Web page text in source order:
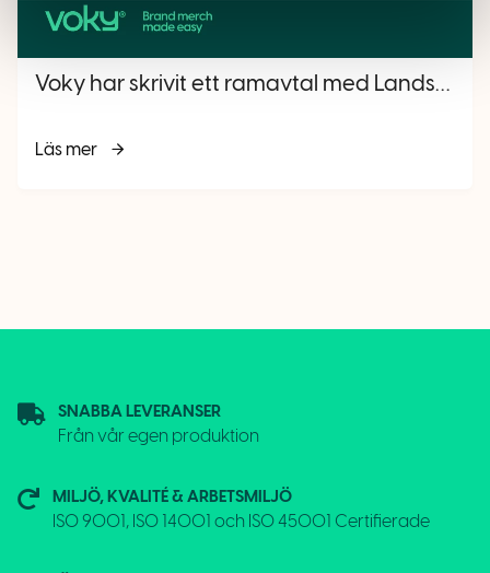
Voky har skrivit ett ramavtal med Landskrona stad
Läs mer
SNABBA LEVERANSER
Från vår egen produktion
MILJÖ, KVALITÉ & ARBETSMILJÖ
ISO 9001, ISO 14001 och ISO 45001 Certifierade